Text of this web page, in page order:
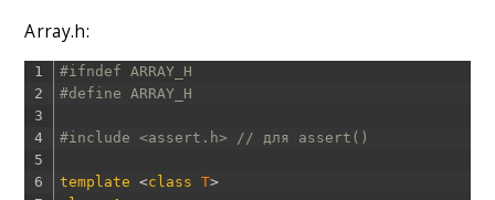
Array.h:
1
2
3
4
5
6
#ifndef ARRAY_H
#define ARRAY_H
#include <assert.h> // для assert()
template <class T>